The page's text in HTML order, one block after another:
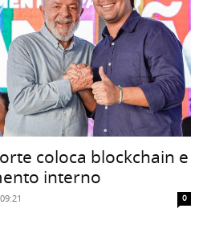
coloca blockchain e
interno
0